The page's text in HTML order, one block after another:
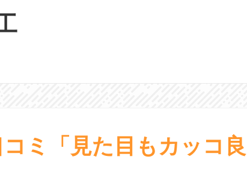
ミ「見た目もカッコ良